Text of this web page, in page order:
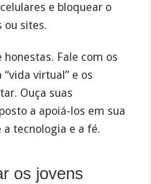
e bloquear o
ou sites.
honestas. Fale com os
virtual” e os
Ouça suas
a apoiá-los em sua
tecnologia e a fé.
os jovens